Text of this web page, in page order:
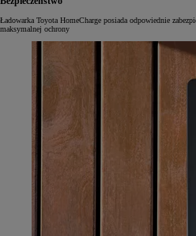
Ładowarka Toyota HomeCharge posiada odpowiednie
maksymalnej ochrony